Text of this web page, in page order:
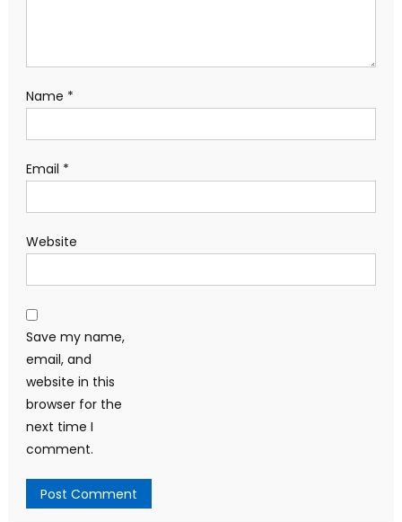
Name *
Email *
Website
Save my name,
email, and
website in this
browser for the
next time I
comment.